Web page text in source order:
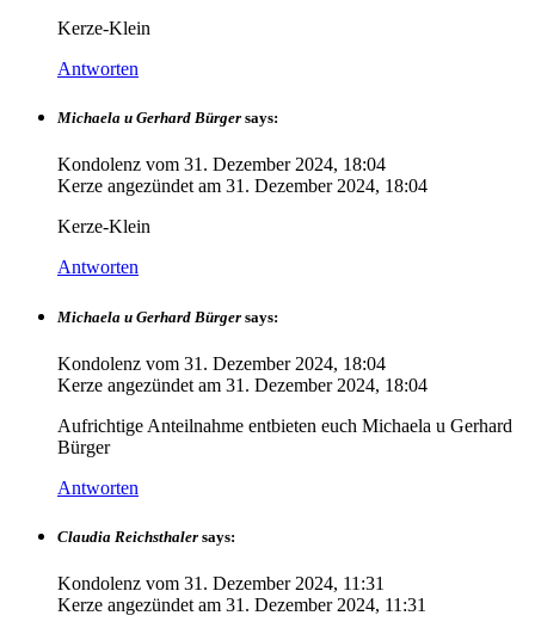
Kerze-Klein
Antworten
Michaela u Gerhard Bürger says:
Kondolenz vom 31. Dezember 2024, 18:04
Kerze angezündet am 31. Dezember 2024, 18:04
Kerze-Klein
Antworten
Michaela u Gerhard Bürger says:
Kondolenz vom 31. Dezember 2024, 18:04
Kerze angezündet am 31. Dezember 2024, 18:04
Aufrichtige Anteilnahme entbieten euch Michaela u Gerhard
Bürger
Antworten
Claudia Reichsthaler says:
Kondolenz vom 31. Dezember 2024, 11:31
Kerze angezündet am 31. Dezember 2024, 11:31